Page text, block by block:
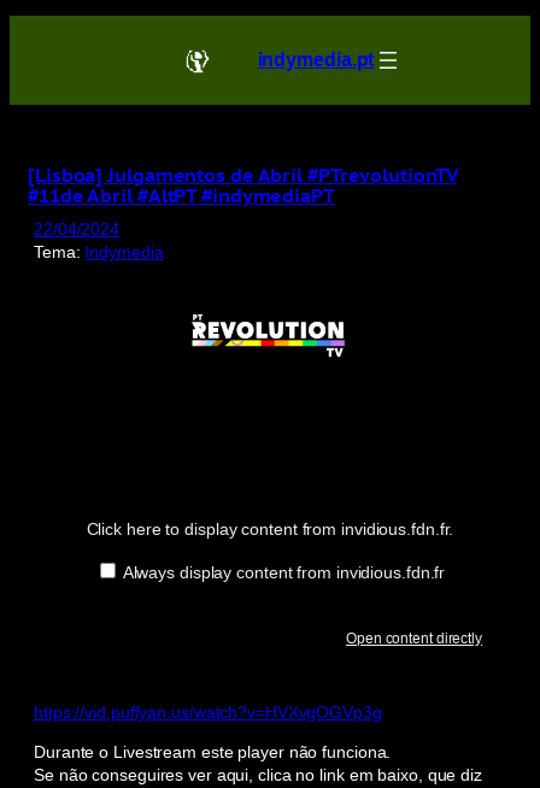
Saltar
conteúdo
indymedia.pt
[Lisboa] Julgamentos de Abril #PTrevolutionTV
#11de Abril #AltPT #indymediaPT
22/04/2024
Tema: Indymedia
Click here to display content from invidious.fdn.fr.
Always display content from invidious.fdn.fr
Open content directly
https://vid.puffyan.us/watch?v=HVXvgOGVp3g
Durante o Livestream este player não funciona.
Se não conseguires ver aqui, clica no link em baixo, que diz